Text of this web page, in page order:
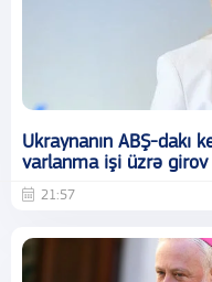
Ukraynanın ABŞ-dakı
varlanma işi üzrə
21:57